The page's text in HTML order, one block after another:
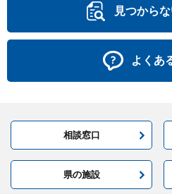
見つから
よくあ
相談窓口
県の施設